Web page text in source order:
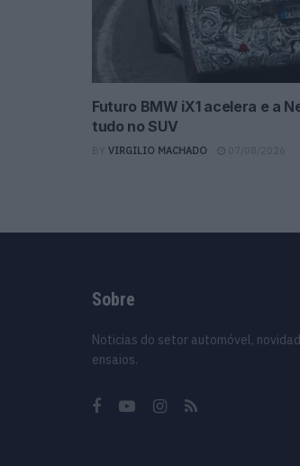
Futuro BMW iX1 acelera e a
tudo no SUV
BY VIRGILIO MACHADO 07/08/2026
Sobre
Noticias do setor automóvel,
ensaios.